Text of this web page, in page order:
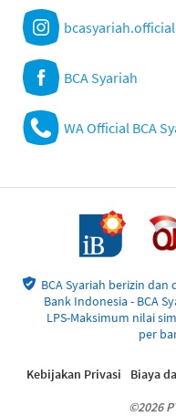
bcasyariah.official
BCA Syariah
WA Official BCA
BCA Syariah berizin
Bank Indonesia - BCA
LPS-Maksimum nilai
per
©2026
Kebijakan Privasi Biaya